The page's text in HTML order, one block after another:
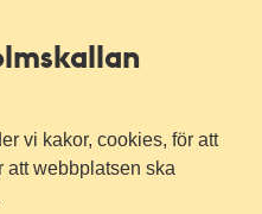
vi kakor, cookies, för att
att webbplatsen ska